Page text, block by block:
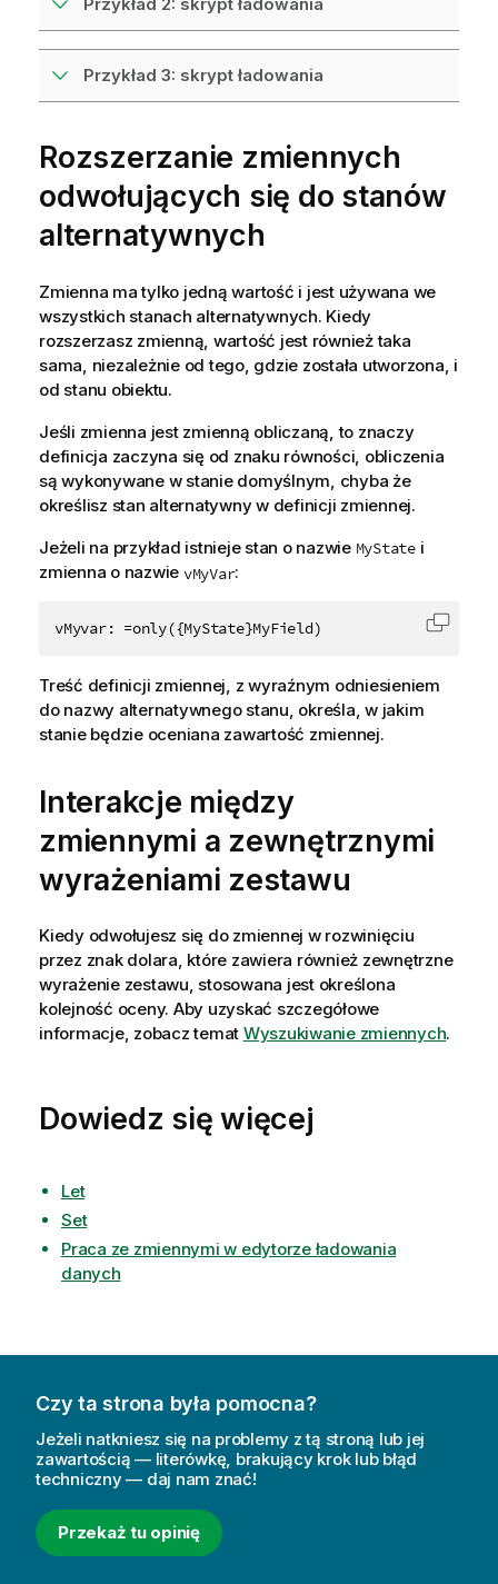
Przykład 2: skrypt ładowania
Przykład 3: skrypt ładowania
Rozszerzanie zmiennych
odwołujących się do stanów
alternatywnych
Zmienna ma tylko jedną wartość i jest używana we
wszystkich stanach alternatywnych. Kiedy
rozszerzasz zmienną, wartość jest również taka
sama, niezależnie od tego, gdzie została utworzona, i
od stanu obiektu.
Jeśli zmienna jest zmienną obliczaną, to znaczy
definicja zaczyna się od znaku równości, obliczenia
są wykonywane w stanie domyślnym, chyba że
określisz stan alternatywny w definicji zmiennej.
Jeżeli na przykład istnieje stan o nazwie MyStatei
zmienna o nazwie vMyVar:
vMyvar: =only({MyState}MyField)
Treść definicji zmiennej, z wyraźnym odniesieniem
do nazwy alternatywnego stanu, określa, w jakim
stanie będzie oceniana zawartość zmiennej.
Interakcje między
zmiennymi a zewnętrznymi
wyrażeniami zestawu
Kiedy odwołujesz się do zmiennej w rozwinięciu
przez znak dolara, które zawiera również zewnętrzne
wyrażenie zestawu, stosowana jest określona
kolejność oceny. Aby uzyskać szczegółowe
informacje, zobacz temat Wyszukiwanie zmiennych.
Dowiedz się więcej
Let
Set
Praca ze zmiennymi w edytorze ładowania
danych
Czy ta strona była pomocna?
Jeżeli natkniesz się na problemy z tą stroną lub jej
zawartością — literówkę, brakujący krok lub błąd
techniczny — daj nam znać!
Przekaż tu opinię